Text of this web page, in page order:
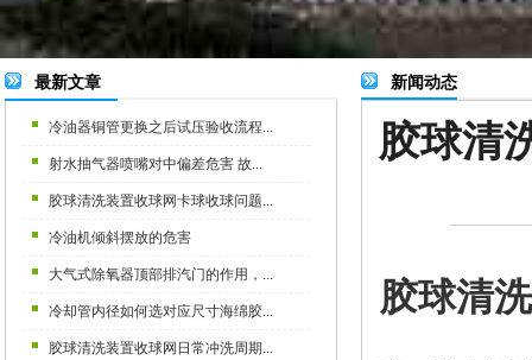
最新文章
冷油器铜管更换之后试压验收流程...
射水抽气器喷嘴对中偏差危害 故...
胶球清洗装置收球网卡球收球问题...
冷油机倾斜摆放的危害
大气式除氧器顶部排汽门的作用，...
冷却管内径如何选对应尺寸海绵胶...
胶球清洗装置收球网日常冲洗周期...
新闻动态
胶球清
胶球清